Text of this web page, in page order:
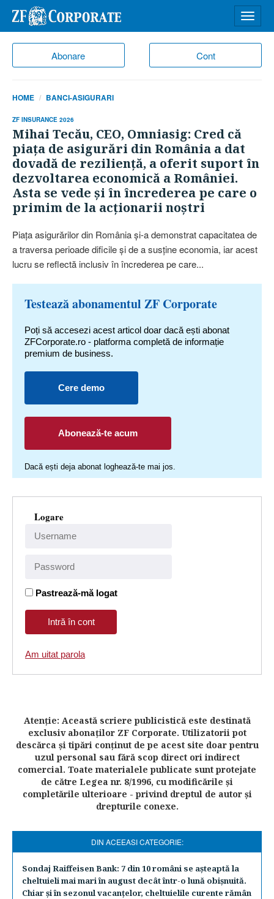
Abonare Cont
meniu
HOME BANCI-ASIGURARI
ZF INSURANCE 2026
Mihai Tecău, CEO, Omniasig: Cred că
piaţa de asigurări din România a dat
dovadă de rezilienţă, a oferit suport în
dezvoltarea economică a României.
Asta se vede şi în încrederea pe care o
primim de la acţionarii noştri
Piaţa asigurărilor din România şi-a demonstrat capacitatea de
a traversa perioade dificile şi de a susţine economia, iar acest
lucru se reflectă inclusiv în încrederea pe care...
Testează abonamentul ZF Corporate
Poți să accesezi acest articol doar dacă ești abonat
ZFCorporate.ro - platforma completă de informație
premium de business.
Cere demo
Abonează-te acum
Dacă ești deja abonat loghează-te mai jos.
Logare
Pastrează-mă logat
Am uitat parola
Atenţie: Această scriere publicistică este destinată
exclusiv abonaţilor ZF Corporate. Utilizatorii pot
descărca şi tipări conţinut de pe acest site doar pentru
uzul personal sau fără scop direct ori indirect
comercial. Toate materialele publicate sunt protejate
de către Legea nr. 8/1996, cu modificările şi
completările ulterioare - privind dreptul de autor şi
drepturile conexe.
DIN ACEEASI CATEGORIE:
Sondaj Raiffeisen Bank: 7 din 10 români se aşteaptă la
cheltuieli mai mari în august decât într-o lună obişnuită.
Chiar şi în sezonul vacanţelor, cheltuielile curente rămân